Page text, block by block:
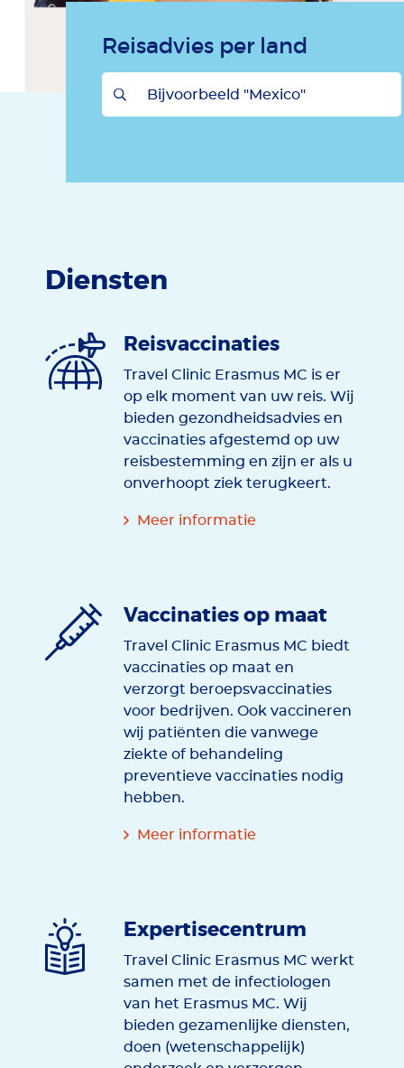
Reisadvies per land
Diensten
Reisvaccinaties
Travel Clinic Erasmus MC is er
op elk moment van uw reis. Wij
bieden gezondheidsadvies en
vaccinaties afgestemd op uw
reisbestemming en zijn er als u
onverhoopt ziek terugkeert.
Meer informatie
Vaccinaties op maat
Travel Clinic Erasmus MC biedt
vaccinaties op maat en
verzorgt beroepsvaccinaties
voor bedrijven. Ook vaccineren
wij patiënten die vanwege
ziekte of behandeling
preventieve vaccinaties nodig
hebben.
Meer informatie
Expertisecentrum
Travel Clinic Erasmus MC werkt
samen met de infectiologen
van het Erasmus MC. Wij
bieden gezamenlijke diensten,
doen (wetenschappelijk)